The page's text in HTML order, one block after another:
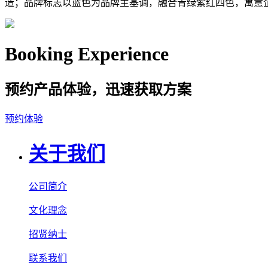
造；品牌标志以蓝色为品牌主基调，融合青绿紫红四色，寓意
Booking Experience
预约产品体验，迅速获取方案
预约体验
关于我们
公司简介
文化理念
招贤纳士
联系我们